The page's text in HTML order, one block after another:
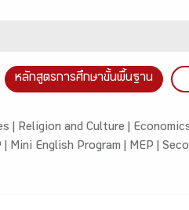
หลักสูตรการศึกษาขั้นพื้นฐาน
| Religion and Culture |
| Mini English Program | MEP |